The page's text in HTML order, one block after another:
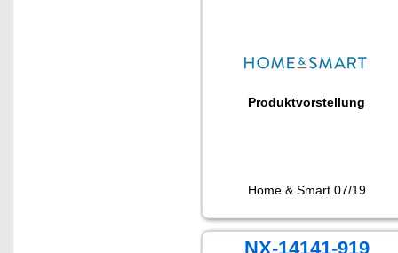
Produktvorstellung
Home & Smart 07/19
NX-14141-919